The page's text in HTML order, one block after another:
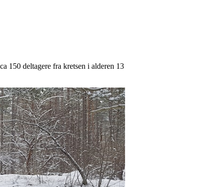
150 deltagere fra kretsen i alderen 13